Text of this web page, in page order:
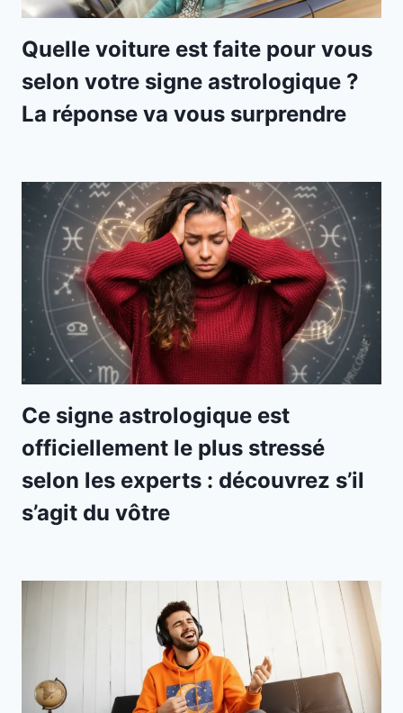
Quelle voiture est faite pour vous
selon votre signe astrologique ?
La réponse va vous surprendre
Ce signe astrologique est
officiellement le plus stressé
selon les experts : découvrez s’il
s’agit du vôtre